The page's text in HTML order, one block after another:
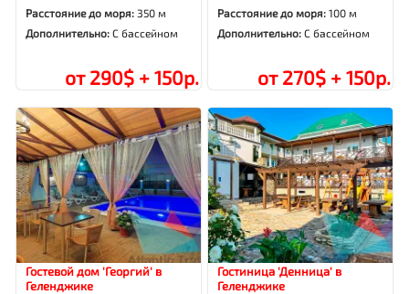
Расстояние до моря: 350 м
Дополнительно:С бассейном
от 290$ + 150р.
Расстояние до моря:100 м
Дополнительно:С бассейном
от 270$ + 150р.
Гостевой дом 'Георгий' в
Геленджике
Гостиница 'Денница' в
Геленджике